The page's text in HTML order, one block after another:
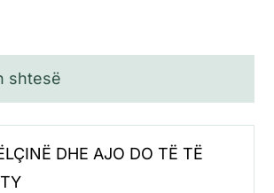
shtesë
DHE AJO DO TË TË